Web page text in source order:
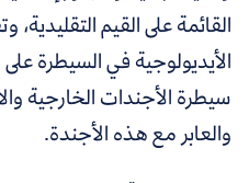
القائمة على القيم
الأيديولوجية في السيطرة على
سيطرة الأجندات الخارجية
والعابر مع هذه الأجندة.